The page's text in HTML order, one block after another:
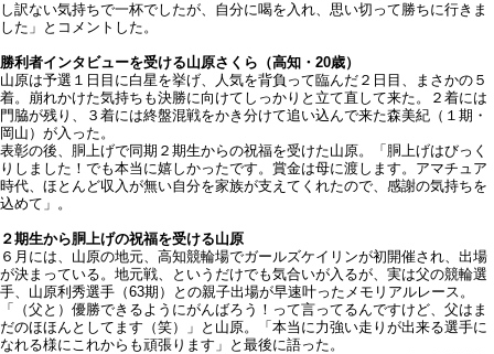
し訳ない気持ちで一杯でしたが、自分に喝を入れ、思い切って勝ちに行きま
した」とコメントした。
勝利者インタビューを受ける山原さくら（高知・20歳）
山原は予選１日目に白星を挙げ、人気を背負って臨んだ２日目、まさかの５
着。崩れかけた気持ちも決勝に向けてしっかりと立て直して来た。２着には
門脇が残り、３着には終盤混戦をかき分けて追い込んで来た森美紀（１期・
岡山）が入った。
表彰の後、胴上げで同期２期生からの祝福を受けた山原。「胴上げはびっく
りしました！でも本当に嬉しかったです。賞金は母に渡します。アマチュア
時代、ほとんど収入が無い自分を家族が支えてくれたので、感謝の気持ちを
込めて」。
２期生から胴上げの祝福を受ける山原
６月には、山原の地元、高知競輪場でガールズケイリンが初開催され、出場
が決まっている。地元戦、というだけでも気合いが入るが、実は父の競輪選
手、山原利秀選手（63期）との親子出場が早速叶ったメモリアルレース。
「（父と）優勝できるようにがんばろう！って言ってるんですけど、父はま
だのほほんとしてます（笑）」と山原。「本当に力強い走りが出来る選手に
なれる様にこれからも頑張ります」と最後に語った。